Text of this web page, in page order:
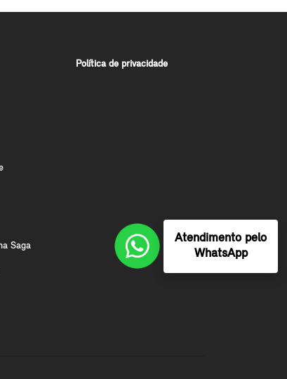
Saga
Política de privacidade
Atendimento pelo
WhatsApp